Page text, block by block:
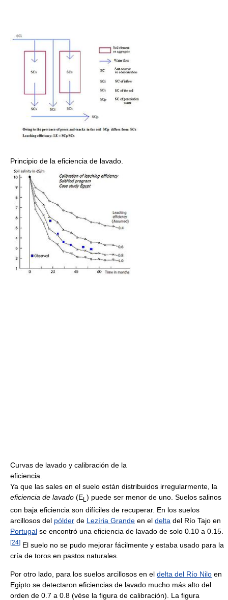
Principio de la eficiencia de lavado.
Curvas de lavado y calibración de la
eficiencia.
Ya que las sales en el suelo están distribuidos irregularmente, la
eficiencia de lavado (E ) puede ser menor de uno. Suelos salinos
con baja eficiencia son difíciles de recuperar. En los suelos
arcillosos del pólder de Lezíria Grande en el delta del Río Tajo en
Portugal se encontró una eficiencia de lavado de solo 0.10 a 0.15.
[24] El suelo no se pudo mejorar fácilmente y estaba usado para la
cría de toros en pastos naturales.
Por otro lado, para los suelos arcillosos en el delta del Río Nilo en
Egipto se detectaron eficiencias de lavado mucho más alto del
orden de 0.7 a 0.8 (vése la figura de calibración). La figura